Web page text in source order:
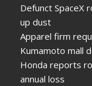
Defunct SpaceX
up dust
Apparel firm
Kumamoto mall
Honda reports
annual loss